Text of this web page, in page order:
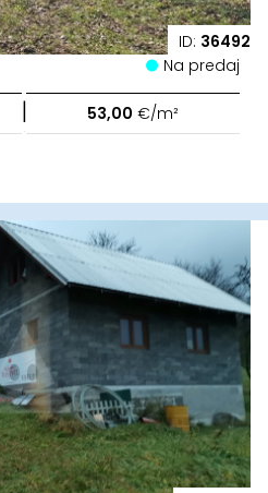
ID: 36492
Na predaj
| 53,00 €/m²